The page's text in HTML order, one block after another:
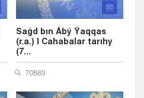
Saǵd bın Ábý Ýaqqas
(r.a.) | Cahabalar tarıhy
(7...
70863